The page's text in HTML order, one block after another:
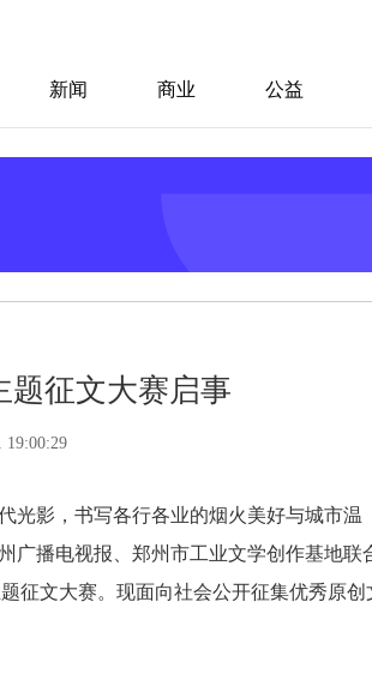
新闻 商业 公益
题征文大赛启事
19:00:29
光影，书写各行各业的烟火美好与城市温
广播电视报、郑州市工业文学创作基地联
征文大赛。现面向社会公开征集优秀原创